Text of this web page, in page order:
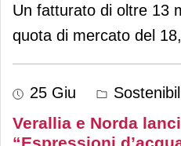
Un fatturato di oltre 13
quota di mercato del
25 Giu
Verallia e Norda
“Espressioni